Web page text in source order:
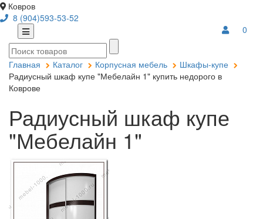
Ковров
8 (904)593-53-52
0
Главная Каталог Корпусная мебель
Шкафы-купе
Радиусный шкаф купе "Мебелайн 1" купить недорого в
Коврове
Радиусный шкаф купе
"Мебелайн 1"